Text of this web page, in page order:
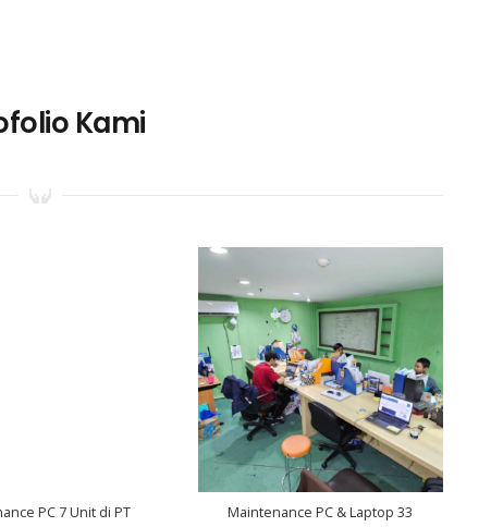
Kami
PC 7 Unit di PT
Maintenance PC & Laptop 33